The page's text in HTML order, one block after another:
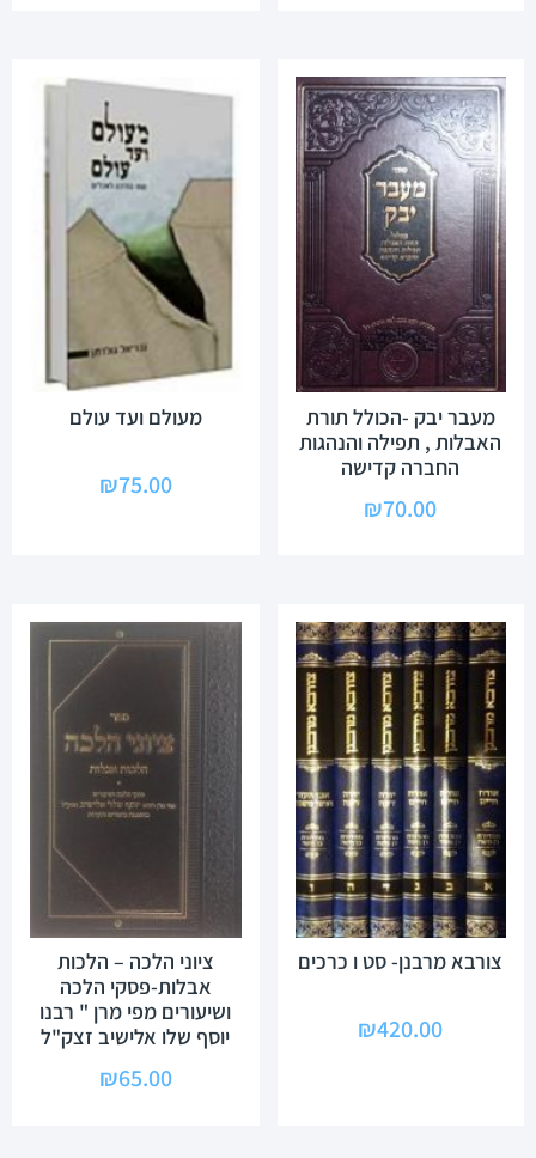
מעבר יבק -הכולל תורת
האבלות , תפילה והנהגות
החברה קדישה
₪70.00
מעולם ועד עולם
₪75.00
צורבא מרבנן- סט ו כרכים
₪420.00
ציוני הלכה – הלכות
אבלות-פסקי הלכה
ושיעורים מפי מרן " רבנו
יוסף שלו אלישיב זצק"ל
₪65.00